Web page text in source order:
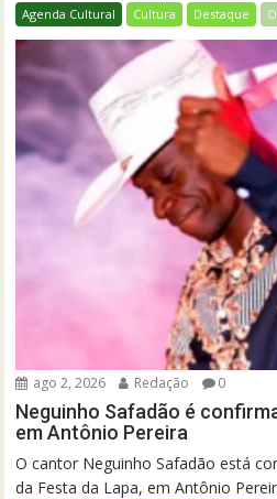
Agenda Cultural Cultura Destaque
ago 2, 2026 Redação 0
Neguinho Safadão é
em Antônio Pereira
O cantor Neguinho Safadão está
da Festa da Lapa, em Antônio